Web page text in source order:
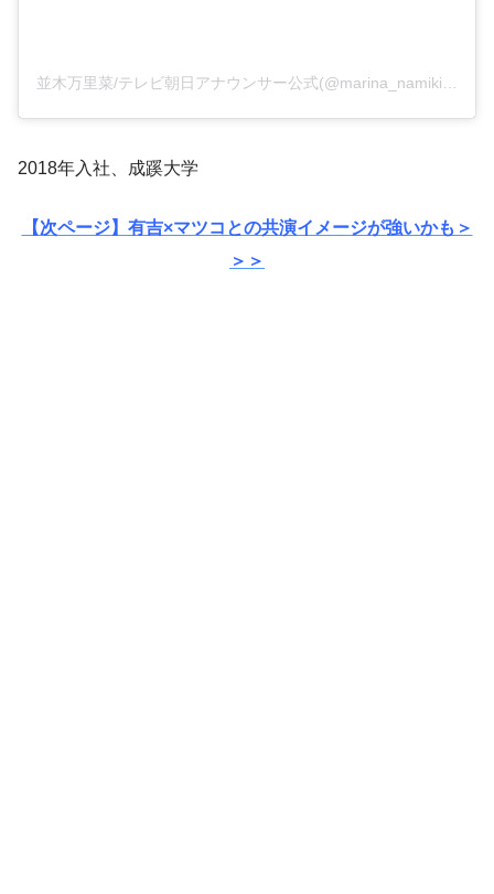
2018年入社、成蹊大学
【次ページ】有吉×マツコとの共演イメージが強いかも＞
＞＞